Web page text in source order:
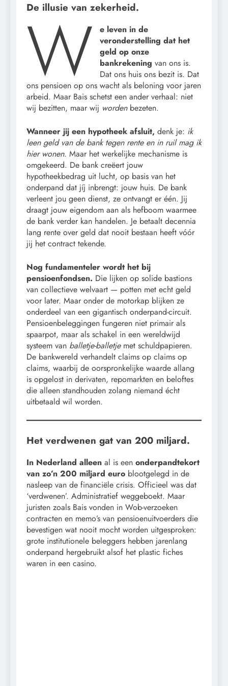
De illusie van zekerheid.
W
e leven in de
veronderstelling dat het
geld op onze
bankrekening van ons is.
Dat ons huis ons bezit is. Dat
ons pensioen op ons wacht als beloning voor jaren
arbeid. Maar Bais schetst een ander verhaal: niet
wij bezitten, maar wij wordenbezeten.
Wanneer jij een hypotheek afsluit, denk je: ik
leen geld van de bank tegen rente en in ruil mag ik
hier wonen. Maar het werkelijke mechanisme is
omgekeerd. De bank creëert jouw
hypotheekbedrag uit lucht, op basis van het
onderpand dat jíj inbrengt: jouw huis. De bank
verleent jou geen dienst, ze ontvangt er één. Jij
draagt jouw eigendom aan als hefboom waarmee
de bank verder kan handelen. Je betaalt decennia
lang rente over geld dat nooit bestaan heeft vóór
jij het contract tekende.
Nog fundamenteler wordt het bij
pensioenfondsen. Die lijken op solide bastions
van collectieve welvaart — potten met echt geld
voor later. Maar onder de motorkap blijken ze
onderdeel van een gigantisch onderpand-circuit.
Pensioenbeleggingen fungeren niet primair als
spaarpot, maar als schakel in een wereldwijd
systeem van balletje-balletjemet schuldpapieren.
De bankwereld verhandelt claims op claims op
claims, waarbij de oorspronkelijke waarde allang
is opgelost in derivaten, repomarkten en beloftes
die alleen standhouden zolang niemand écht
uitbetaald wil worden.
Het verdwenen gat van 200 miljard.
In Nederland alleen al is een onderpandtekort
van zo’n 200 miljard euro blootgelegd in de
nasleep van de financiële crisis. Officieel was dat
‘verdwenen’. Administratief weggeboekt. Maar
juristen zoals Bais vonden in Wob-verzoeken
contracten en memo’s van pensioenuitvoerders die
bevestigen wat nooit mocht worden uitgesproken:
grote institutionele beleggers hebben jarenlang
onderpand hergebruikt alsof het plastic fiches
waren in een casino.